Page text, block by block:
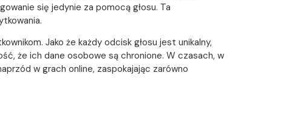
się jedynie za pomocą głosu. Ta
Jako że każdy odcisk głosu jest unikalny,
że ich dane osobowe są chronione. W czasach, w
w grach online, zaspokajając zarówno